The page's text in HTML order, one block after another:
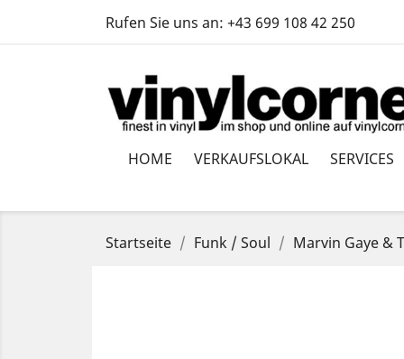
Rufen Sie uns an: +43 699 108 42 250
HOME VERKAUFSLOKAL SERVICES
Startseite Funk / Soul Marvin Gaye &